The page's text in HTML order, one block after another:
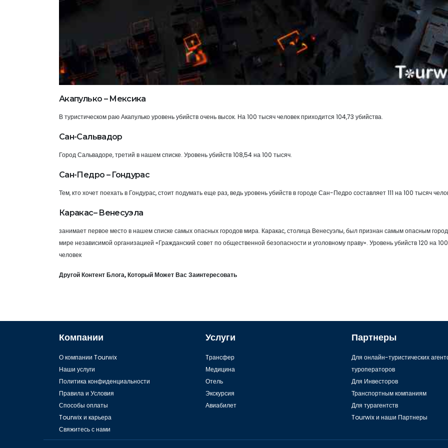
Акапулько – Мексика
В туристическом раю Акапулько уровень убийств очень высок. На 100 тысяч человек приходится 104,73 убийства.
Сан-Сальвадор
Город Сальвадоре, третий в нашем списке. Уровень убийств 108,54 на 100 тысяч.
Сан-Педро – Гондурас
Тем, кто хочет поехать в Гондурас, стоит подумать еще раз, ведь уровень убийств в городе Сан-Педро составляет 111 на 100 тысяч
Каракас– Венесуэла
занимает первое место в нашем списке самых опасных городов мира. Каракас, столица Венесуэлы, был признан самым опасным
мире независимой организацией «Гражданский совет по общественной безопасности и уголовному праву». Уровень убийств 120 на
человек
Другой Контент Блога, Который Может Вас Заинтересовать
Компании
О компании Tourwix
Наши услуги
Политика конфиденциальности
Правила и Условия
Способы оплаты
Tourwix и карьера
Свяжитесь с нами
Услуги
Tрансфер
Медицина
Отель
Экскурсия
Авиабилет
Партнеры
Для онлайн-туристических
туроператоров
Для Инвесторов
Транспортным компаниям
Для турагентств
Tourwix и наши Партнеры